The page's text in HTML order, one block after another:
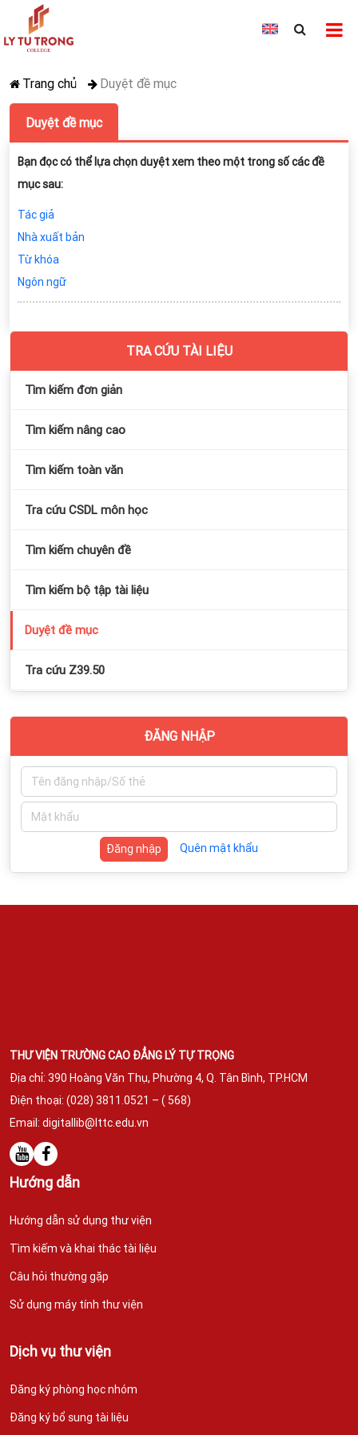
Trang chủ Duyệt đề mục
Duyệt đề mục
Bạn đọc có thể lựa chọn duyệt xem theo một trong số các đề
mục sau:
Tác giả
Nhà xuất bản
Từ khóa
Ngôn ngữ
TRA CỨU TÀI LIỆU
Tìm kiếm đơn giản
Tìm kiếm nâng cao
Tìm kiếm toàn văn
Tra cứu CSDL môn học
Tìm kiếm chuyên đề
Tìm kiếm bộ tập tài liệu
Duyệt đề mục
Tra cứu Z39.50
ĐĂNG NHẬP
Đăng nhập Quên mật khẩu
THƯ VIỆN TRƯỜNG CAO ĐẲNG LÝ TỰ TRỌNG
Địa chỉ: 390 Hoàng Văn Thụ, Phường 4, Q. Tân Bình, TP.HCM
Điện thoại: (028) 3811.0521 – ( 568)
Email: digitallib@lttc.edu.vn
Hướng dẫn
Hướng dẫn sử dụng thư viện
Tìm kiếm và khai thác tài liệu
Câu hỏi thường gặp
Sử dụng máy tính thư viện
Dịch vụ thư viện
Đăng ký phòng học nhóm
Đăng ký bổ sung tài liệu